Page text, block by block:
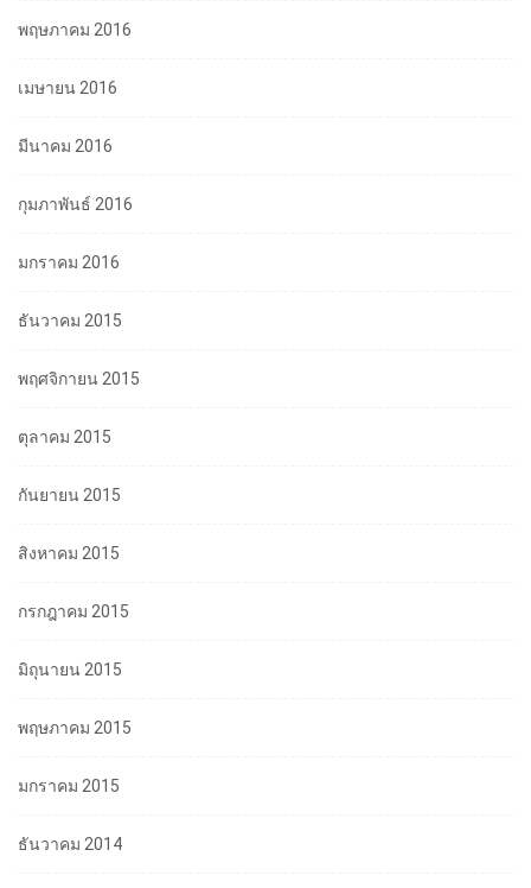
พฤษภาคม 2016
เมษายน 2016
มีนาคม 2016
กุมภาพันธ์ 2016
มกราคม 2016
ธันวาคม 2015
พฤศจิกายน 2015
ตุลาคม 2015
กันยายน 2015
สิงหาคม 2015
กรกฎาคม 2015
มิถุนายน 2015
พฤษภาคม 2015
มกราคม 2015
ธันวาคม 2014